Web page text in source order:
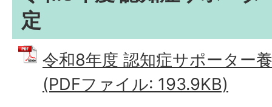
定
令和8年度 認知症サポーター
(PDFファイル: 193.9KB)